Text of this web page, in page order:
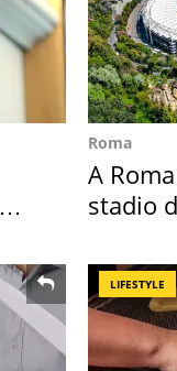
Roma
A
stadio
LIFESTYLE